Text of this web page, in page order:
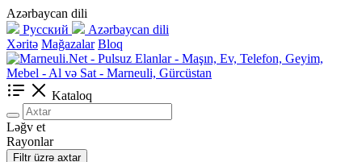
Azərbaycan dili
Русский
Azərbaycan dili
Xəritə Mağazalar Bloq
Kataloq
Ləğv et
Rayonlar
Filtr üzrə axtar